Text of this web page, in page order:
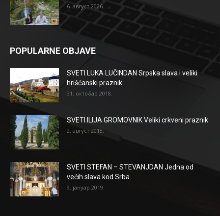
6. август 2026.
POPULARNE OBJAVE
SVETI LUKA LUČINDAN Srpska slava i veliki
hrišćanski praznik
31. октобар 2018.
SVETI ILIJA GROMOVNIK Veliki crkveni praznik
2. август 2018.
SVETI STEFAN – STEVANJDAN Jedna od
većih slava kod Srba
9. јануар 2019.